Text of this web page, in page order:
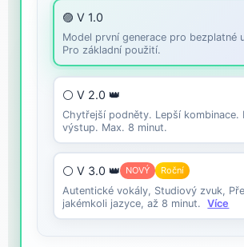
🟣 V 1.0
Model první generace pro bezplatné
Pro základní použití.
⚪ V 2.0 👑
Chytřejší podněty. Lepší kombinace.
výstup. Max. 8 minut.
⚪ V 3.0 👑 NOVÝ Roční
Autentické vokály, Studiový zvuk,
jakémkoli jazyce, až 8 minut.
Více